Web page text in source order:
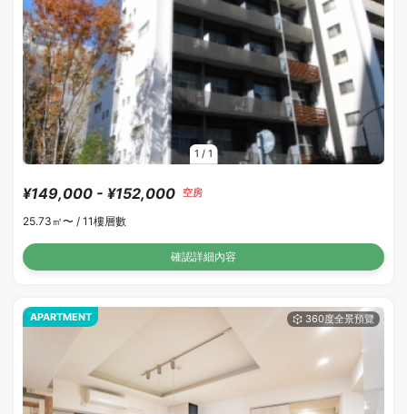
1 / 1
¥149,000 - ¥152,000 空房
25.73㎡〜 / 11樓層數
確認詳細內容
APARTMENT